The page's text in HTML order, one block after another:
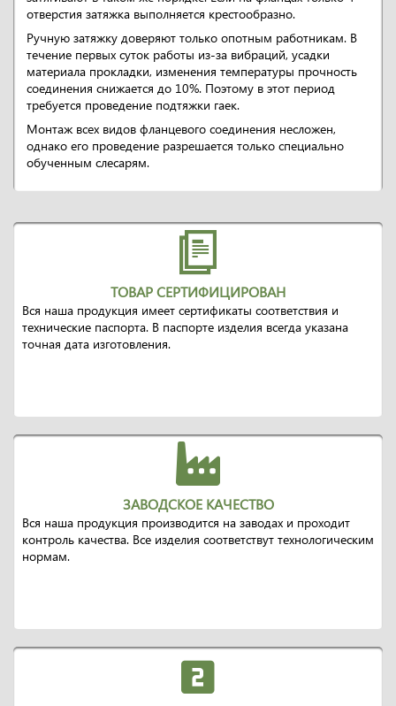
отверстия затяжка выполняется крестообразно.
Ручную затяжку доверяют только опотным работникам. В
течение первых суток работы из-за вибраций, усадки
материала прокладки, изменения температуры прочность
соединения снижается до 10%. Поэтому в этот период
требуется проведение подтяжки гаек.
Монтаж всех видов фланцевого соединения несложен,
однако его проведение разрешается только специально
обученным слесарям.
ТОВАР СЕРТИФИЦИРОВАН
Вся наша продукция имеет сертификаты соответствия и
технические паспорта. В паспорте изделия всегда указана
точная дата изготовления.
ЗАВОДСКОЕ КАЧЕСТВО
Вся наша продукция производится на заводах и проходит
контроль качества. Все изделия соответствут технологическим
нормам.